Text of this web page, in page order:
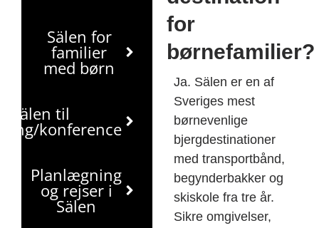
Sälen for
familier
med børn
Sälen til
konference
Planlægning
og rejser i
Sälen
for
børnefamilier?
Ja. Sälen er en af
Sveriges mest
børnevenlige
bjergdestinationer
med transportbånd,
begynderbakker og
skiskole fra tre år.
Sikre omgivelser,